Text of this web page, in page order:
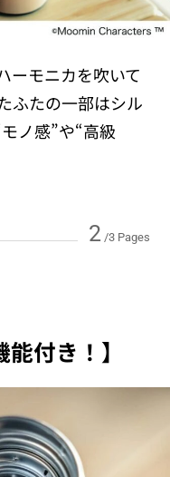
ーモニカを吹いて
ふたの一部はシル
ノ感”や“高級
2 /3 Pages
付き！】